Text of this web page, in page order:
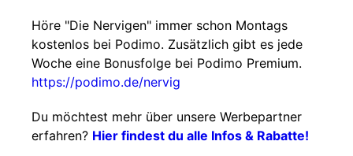
Höre "Die Nervigen" immer schon Montags
kostenlos bei Podimo. Zusätzlich gibt es jede
Woche eine Bonusfolge bei Podimo Premium.
https://podimo.de/nervig
Du möchtest mehr über unsere Werbepartner
erfahren? Hier findest du alle Infos & Rabatte!